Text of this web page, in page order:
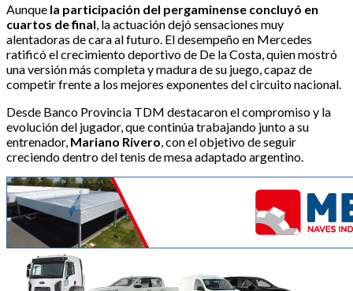
Aunque la participación del pergaminense concluyó en
cuartos de final, la actuación dejó sensaciones muy
alentadoras de cara al futuro. El desempeño en Mercedes
ratificó el crecimiento deportivo de De la Costa, quien mostró
una versión más completa y madura de su juego, capaz de
competir frente a los mejores exponentes del circuito nacional.
Desde Banco Provincia TDM destacaron el compromiso y la
evolución del jugador, que continúa trabajando junto a su
entrenador, Mariano Rivero, con el objetivo de seguir
creciendo dentro del tenis de mesa adaptado argentino.